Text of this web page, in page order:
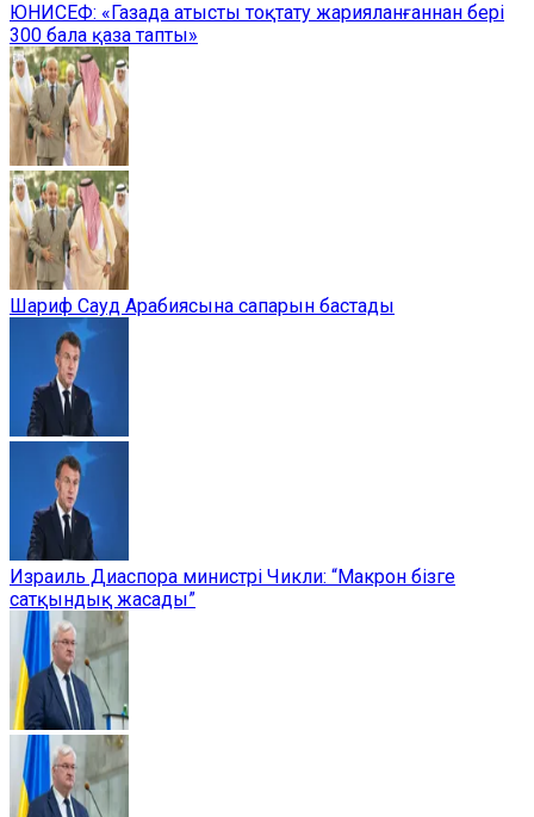
ЮНИСЕФ: «Газада атысты тоқтату жарияланғаннан бері
300 бала қаза тапты»
Шариф Сауд Арабиясына сапарын бастады
Израиль Диаспора министрі Чикли: “Макрон бізге
сатқындық жасады”